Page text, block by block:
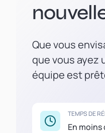
Que vous
que vous ayez
équipe est
TEMPS DE
En